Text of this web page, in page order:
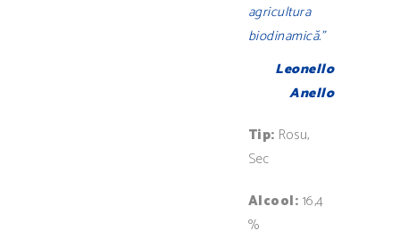
agricultura
biodinamică.”
Leonello
Anello
Tip: Rosu,
Sec
Alcool: 16,4
%